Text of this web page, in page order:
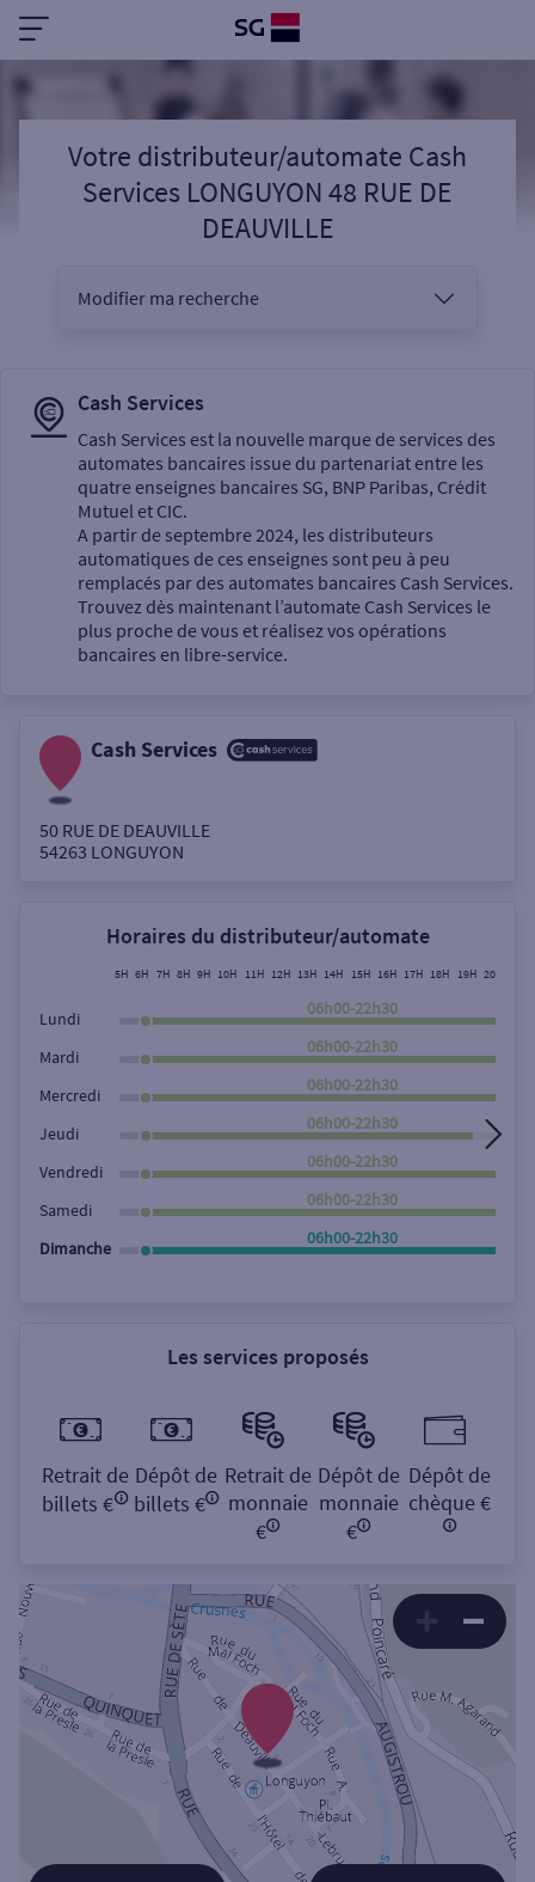
Votre distributeur/automate Cash
Services LONGUYON 48 RUE DE
DEAUVILLE
Modifier ma recherche
Sélectionnez votre recherche
Un service
Autour de moi
Rue
Rechercher
Cash Services
Cash Services est la nouvelle marque de services des
automates bancaires issue du partenariat entre les
quatre enseignes bancaires SG, BNP Paribas, Crédit
Mutuel et CIC.
A partir de septembre 2024, les distributeurs
automatiques de ces enseignes sont peu à peu
remplacés par des automates bancaires Cash Services.
Trouvez dès maintenant l’automate Cash Services le
plus proche de vous et réalisez vos opérations
bancaires en libre-service.
Cash Services
50 RUE DE DEAUVILLE
54263 LONGUYON
Horaires du distributeur/automate
5H 6H 7H 8H 9H 10H 11H 12H 13H 14H 15H 16H 17H 18H 19H 20H
Lundi
06h00-22h30
Mardi
06h00-22h30
Mercredi
06h00-22h30
Jeudi
06h00-22h30
Vendredi
06h00-22h30
Samedi
06h00-22h30
Dimanche
06h00-22h30
Les services proposés
Retrait de
billets €
Dépôt de
billets €
Retrait de
monnaie
€
Dépôt de
monnaie
€
Dépôt de
chèque €